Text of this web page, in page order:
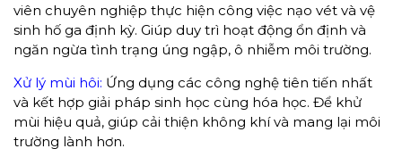
viên chuyên nghiệp thực hiện công việc nạo vét và vệ
sinh hố ga định kỳ. Giúp duy trì hoạt động ổn định và
ngăn ngừa tình trạng úng ngập, ô nhiễm môi trường.
Xử lý mùi hôi: Ứng dụng các công nghệ tiên tiến nhất
và kết hợp giải pháp sinh học cùng hóa học. Để khử
mùi hiệu quả, giúp cải thiện không khí và mang lại môi
trường lành hơn.